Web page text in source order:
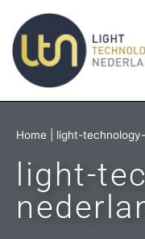
Home light-
light-